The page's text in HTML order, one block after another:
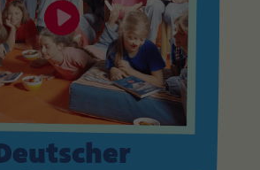
Deutscher